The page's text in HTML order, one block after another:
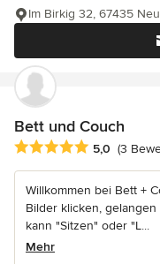
Im Birkig 32, 67435
Bett und Couch
Durchschnittliche
5,0 (3
Willkommen bei Bett +
Bilder klicken,
kann "Sitzen" oder "L...
Mehr